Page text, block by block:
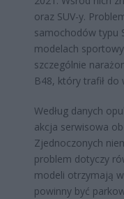
oraz SUV-y.
samochodów typu
modelach
szczególnie
B48, który trafił
Według danych
akcja serwisowa
Zjednoczonych
problem dotyczy
modeli otrzymają
powinny być